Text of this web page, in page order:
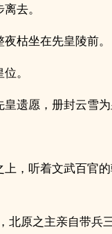
去。
枯坐在先皇陵前。
。
遗愿，册封云雪为
上，听着文武百官
北原之主亲自带兵